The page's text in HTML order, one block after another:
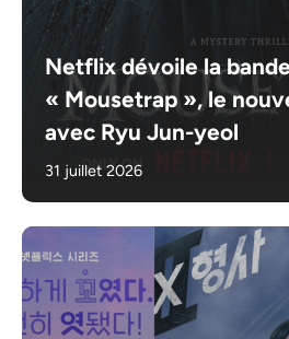
Netflix dévoile la
« Mousetrap », le
avec Ryu Jun-yeol
31 juillet 2026